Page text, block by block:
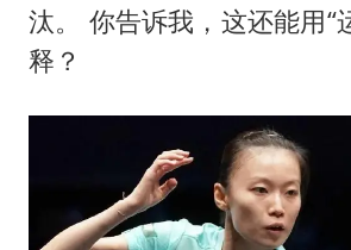
汰。 你告诉我，这还能用“
释？